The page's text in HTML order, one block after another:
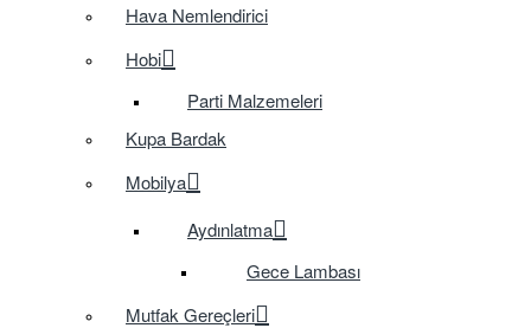
Hava Nemlendirici
Hobi
Parti Malzemeleri
Kupa Bardak
Mobilya
Aydınlatma
Gece Lambası
Mutfak Gereçleri